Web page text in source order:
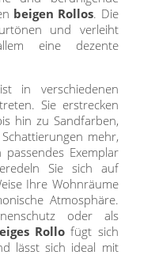
in
beigen Rollos. Die
und verleiht
eine dezente
in verschiedenen
Sie erstrecken
hin zu Sandfarben,
mehr,
Exemplar
Sie sich auf
Ihre Wohnräume
Atmosphäre.
oder als
Rollofügt sich
lässt sich ideal mit